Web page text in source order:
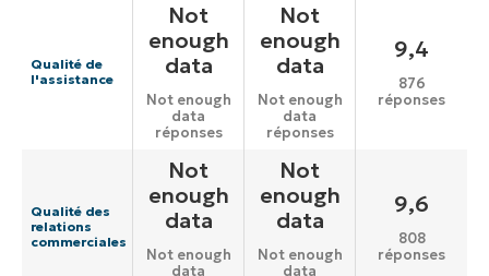
Qualité de
l'assistance
Not
enough
data
Not enough
data
réponses
Not
enough
data
Not enough
data
réponses
9,4
876
réponses
Qualité des
relations
commerciales
Not
enough
data
Not enough
data
Not
enough
data
Not enough
data
9,6
808
réponses